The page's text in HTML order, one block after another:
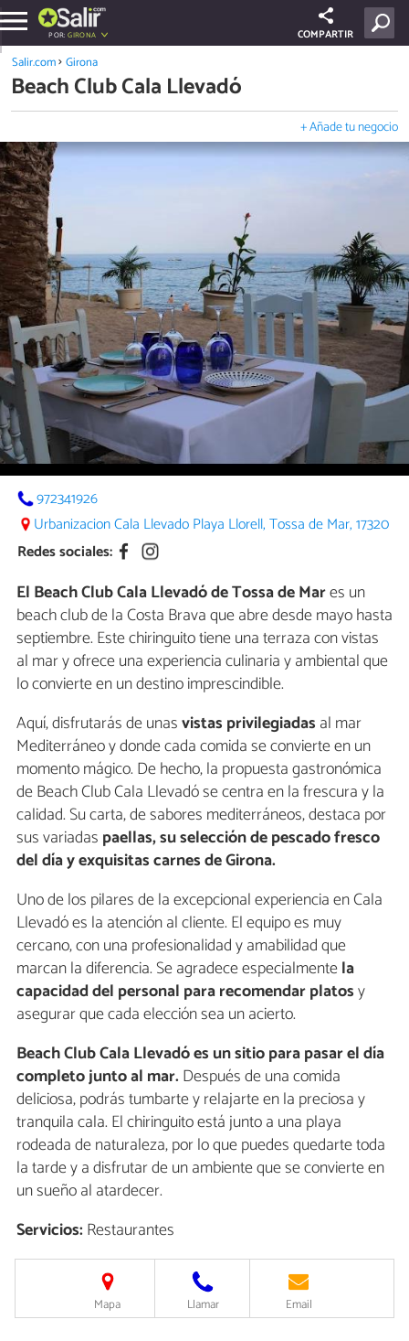
POR:GIRONA COMPARTIR
Salir.com Girona
Beach Club Cala Llevadó
+ Añade tu negocio
972341926
Urbanizacion Cala Llevado Playa Llorell, Tossa de Mar, 17320
Redes sociales:
El Beach Club Cala Llevadó de Tossa de Mares un
beach club de la Costa Brava que abre desde mayo hasta
septiembre. Este chiringuito tiene una terraza con vistas
al mar y ofrece una experiencia culinaria y ambiental que
lo convierte en un destino imprescindible.
Aquí, disfrutarás de unasvistas privilegiadas al mar
Mediterráneo y donde cada comida se convierte en un
momento mágico. De hecho, la propuesta gastronómica
de Beach Club Cala Llevadó se centra en la frescura y la
calidad. Su carta, de sabores mediterráneos, destaca por
sus variadas paellas, su selección de pescado fresco
del día y exquisitas carnes de Girona.
Uno de los pilares de la excepcional experiencia en Cala
Llevadó es la atención al cliente. El equipo es muy
cercano, con una profesionalidad y amabilidad que
marcan la diferencia. Se agradece especialmentela
capacidad del personal para recomendar platosy
asegurar que cada elección sea un acierto.
Beach Club Cala Llevadó es un sitio para pasar el día
completo junto al mar.Después de una comida
deliciosa, podrás tumbarte y relajarte en la preciosa y
tranquila cala. El chiringuito está junto a una playa
rodeada de naturaleza, por lo que puedes quedarte toda
la tarde y a disfrutar de un ambiente que se convierte en
un sueño al atardecer.
Servicios:Restaurantes
Mapa Llamar Email